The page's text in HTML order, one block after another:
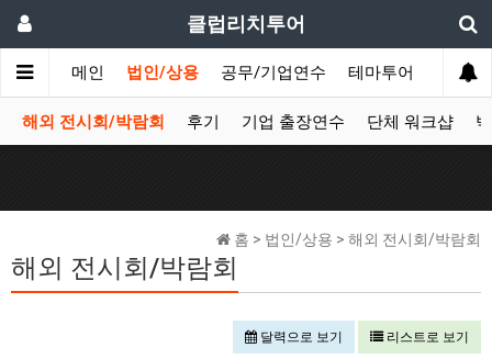
클럽리치투어
메인 법인/상용 공무/기업연수 테마투어 데이투
해외 전시회/박람회 후기 기업 출장연수 단체 워크샵
홈 > 법인/상용 > 해외 전시회/박람회
해외 전시회/박람회
달력으로 보기 리스트로 보기